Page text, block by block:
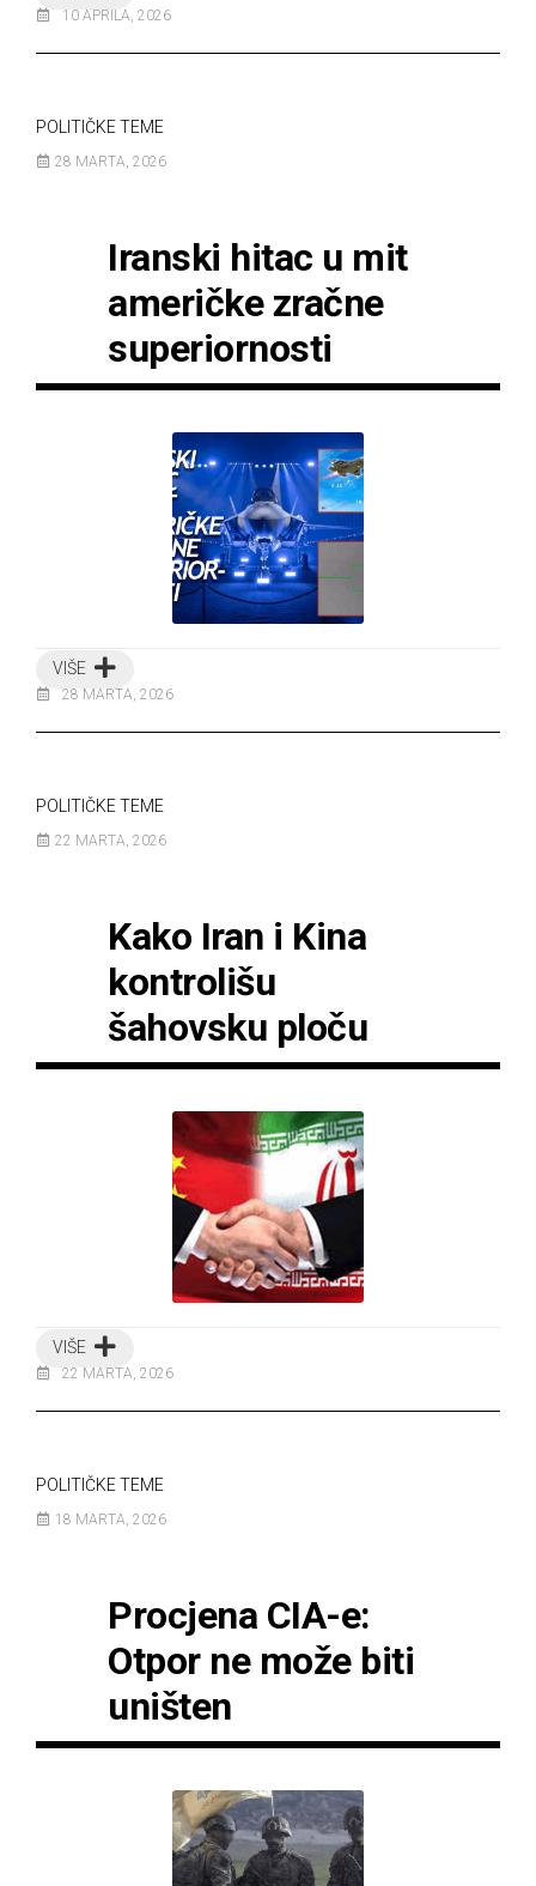
10 APRILA, 2026
POLITIČKE TEME
28 MARTA, 2026
Iranski hitac u mit
američke zračne
superiornosti
VIŠE
28 MARTA, 2026
POLITIČKE TEME
22 MARTA, 2026
Kako Iran i Kina
kontrolišu
šahovsku ploču
VIŠE
22 MARTA, 2026
POLITIČKE TEME
18 MARTA, 2026
Procjena CIA-e:
Otpor ne može biti
uništen